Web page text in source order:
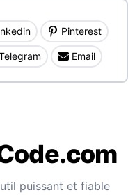
Pinterest
Email
puissant et fiable